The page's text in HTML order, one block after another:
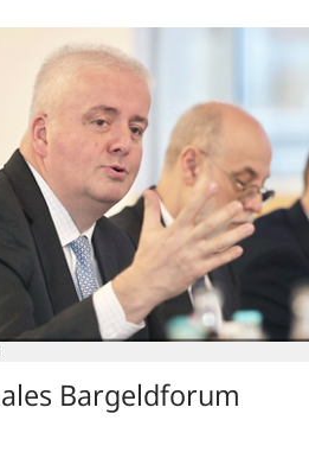
Bargeldforum